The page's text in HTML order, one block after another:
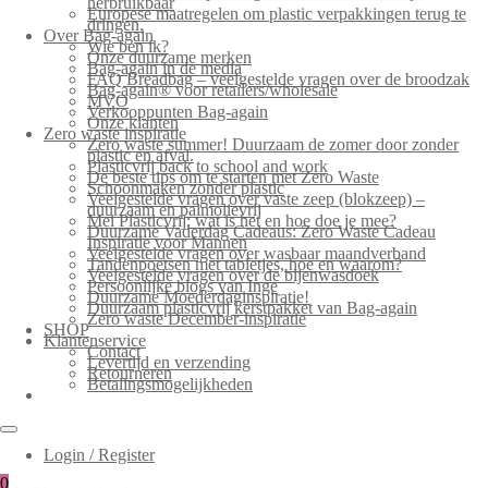
Europese maatregelen om plastic verpakkingen terug te
dringen.
Over Bag-again
Wie ben ik?
Onze duurzame merken
Bag-again in de media
FAQ Breadbag – veelgestelde vragen over de broodzak
Bag-again® voor retailers/wholesale
MVO
Verkooppunten Bag-again
Onze klanten
Zero waste inspiratie
Zero waste summer! Duurzaam de zomer door zonder
plastic en afval.
Plasticvrij back to school and work
De beste tips om te starten met Zero Waste
Schoonmaken zonder plastic
Veelgestelde vragen over vaste zeep (blokzeep) –
duurzaam en palmolievrij
Mei Plasticvrij: wat is het en hoe doe je mee?
Duurzame Vaderdag Cadeaus: Zero Waste Cadeau
Inspiratie voor Mannen
Veelgestelde vragen over wasbaar maandverband
Tandenpoetsen met tabletjes, hoe en waarom?
Veelgestelde vragen over de bijenwasdoek
Persoonlijke blogs van Inge
Duurzame Moederdaginspiratie!
Duurzaam plasticvrij kerstpakket van Bag-again
Zero waste December-inspiratie
SHOP
Klantenservice
Contact
Levertijd en verzending
Retourneren
Betalingsmogelijkheden
Login / Register
0